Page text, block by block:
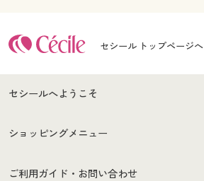
セシール トップページへ
セシールへようこそ
はじめての方へ
セシールご利用規約
ショッピングメニュー
商品カテゴリ
ご利用ガイド・お問い合わせ